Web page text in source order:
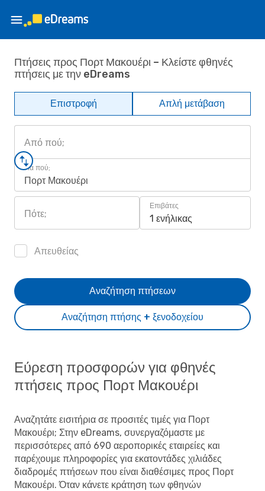
Πτήσεις προς Πορτ Μακουέρι – Κλείστε φθηνές
πτήσεις με την eDreams
Επιστροφή Απλή μετάβαση
Από πού;
Για πού;
Πορτ Μακουέρι
Πότε;
Επιβάτες
1 ενήλικας
Απευθείας
Αναζήτηση πτήσης + ξενοδοχείου
Αναζήτηση πτήσεων
Εύρεση προσφορών για φθηνές
πτήσεις προς Πορτ Μακουέρι
Αναζητάτε εισιτήρια σε προσιτές τιμές για Πορτ
Μακουέρι; Στην eDreams, συνεργαζόμαστε με
περισσότερες από 690 αεροπορικές εταιρείες και
παρέχουμε πληροφορίες για εκατοντάδες χιλιάδες
διαδρομές πτήσεων που είναι διαθέσιμες προς Πορτ
Μακουέρι. Όταν κάνετε κράτηση των φθηνών